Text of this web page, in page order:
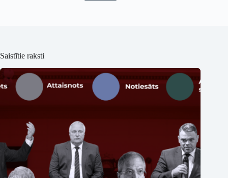
Saistītie raksti